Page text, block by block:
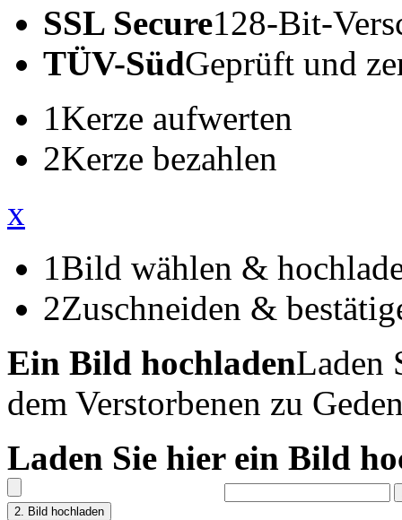
SSL Secure128-Bit-
TÜV-SüdGeprüft und
1Kerze aufwerten
2Kerze bezahlen
x
1Bild wählen &
2Zuschneiden &
Ein Bild hochladenLaden
dem Verstorbenen zu
Laden Sie hier ein Bild